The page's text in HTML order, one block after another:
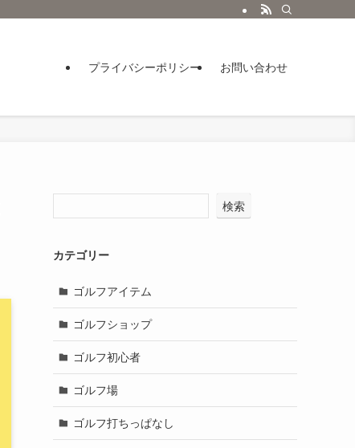
プライバシーポリシー お問い合わせ
検索
カテゴリー
ゴルフアイテム
ゴルフショップ
ゴルフ初心者
ゴルフ場
ゴルフ打ちっぱなし